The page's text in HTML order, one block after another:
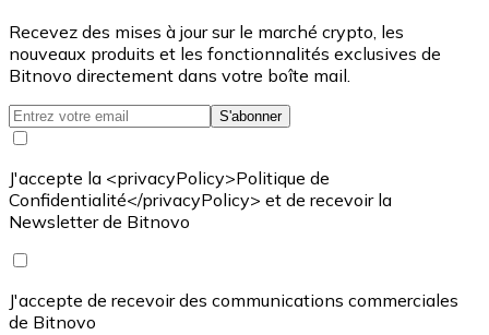
Recevez des mises à jour sur le marché crypto, les
nouveaux produits et les fonctionnalités exclusives de
Bitnovo directement dans votre boîte mail.
S'abonner
J'accepte la <privacyPolicy>Politique de
Confidentialité</privacyPolicy> et de recevoir la
Newsletter de Bitnovo
J'accepte de recevoir des communications commerciales
de Bitnovo